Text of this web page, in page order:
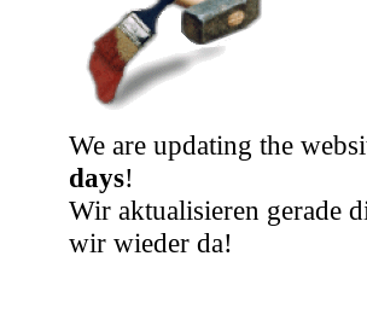
We are updating the
days!
Wir aktualisieren gerade
wir wieder da!